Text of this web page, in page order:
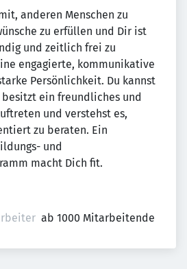
anderen Menschen zu
zu erfüllen und Dir ist
und zeitlich frei zu
engagierte, kommunikative
Persönlichkeit. Du kannst
ein freundliches und
und verstehst es,
zu beraten. Ein
und
macht Dich fit.
ab 1000 Mitarbeitende